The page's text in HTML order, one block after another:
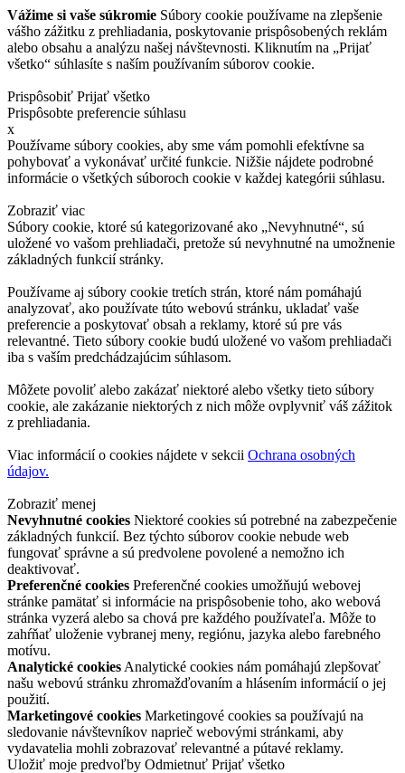
Vážime si vaše súkromie Súbory cookie používame na zlepšenie
vášho zážitku z prehliadania, poskytovanie prispôsobených reklám
alebo obsahu a analýzu našej návštevnosti. Kliknutím na „Prijať
všetko“ súhlasíte s naším používaním súborov cookie.
Prispôsobiť Prijať všetko
Prispôsobte preferencie súhlasu
x
Používame súbory cookies, aby sme vám pomohli efektívne sa
pohybovať a vykonávať určité funkcie. Nižšie nájdete podrobné
informácie o všetkých súboroch cookie v každej kategórii súhlasu.
Zobraziť viac
Súbory cookie, ktoré sú kategorizované ako „Nevyhnutné“, sú
uložené vo vašom prehliadači, pretože sú nevyhnutné na umožnenie
základných funkcií stránky.
Používame aj súbory cookie tretích strán, ktoré nám pomáhajú
analyzovať, ako používate túto webovú stránku, ukladať vaše
preferencie a poskytovať obsah a reklamy, ktoré sú pre vás
relevantné. Tieto súbory cookie budú uložené vo vašom prehliadači
iba s vaším predchádzajúcim súhlasom.
Môžete povoliť alebo zakázať niektoré alebo všetky tieto súbory
cookie, ale zakázanie niektorých z nich môže ovplyvniť váš zážitok
z prehliadania.
Viac informácií o cookies nájdete v sekcii Ochrana osobných
údajov.
Zobraziť menej
Nevyhnutné cookies Niektoré cookies sú potrebné na zabezpečenie
základných funkcií. Bez týchto súborov cookie nebude web
fungovať správne a sú predvolene povolené a nemožno ich
deaktivovať.
Preferenčné cookies Preferenčné cookies umožňujú webovej
stránke pamätať si informácie na prispôsobenie toho, ako webová
stránka vyzerá alebo sa chová pre každého používateľa. Môže to
zahŕňať uloženie vybranej meny, regiónu, jazyka alebo farebného
motívu.
Analytické cookies Analytické cookies nám pomáhajú zlepšovať
našu webovú stránku zhromažďovaním a hlásením informácií o jej
použití.
Marketingové cookies Marketingové cookies sa používajú na
sledovanie návštevníkov naprieč webovými stránkami, aby
vydavatelia mohli zobrazovať relevantné a pútavé reklamy.
Uložiť moje predvoľby Odmietnuť Prijať všetko